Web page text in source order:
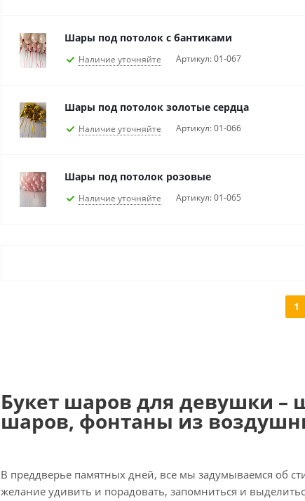
Шары под потолок с бантиками
Наличие уточняйте Артикул: 01-067
Шары под потолок золотые сердца
Наличие уточняйте Артикул: 01-066
Шары под потолок розовые
Наличие уточняйте Артикул: 01-065
1
Букет шаров для девушки –
шаров, фонтаны из
В преддверье памятных дней, все мы задумываемся об
желание удивить и порадовать, запомниться и